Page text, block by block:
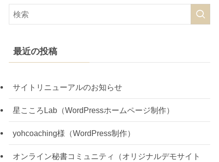
最近の投稿
サイトリニューアルのお知らせ
星こころLab（WordPressホームページ制作）
yohcoaching様（WordPress制作）
オンライン秘書コミュニティ（オリジナルデモサイト